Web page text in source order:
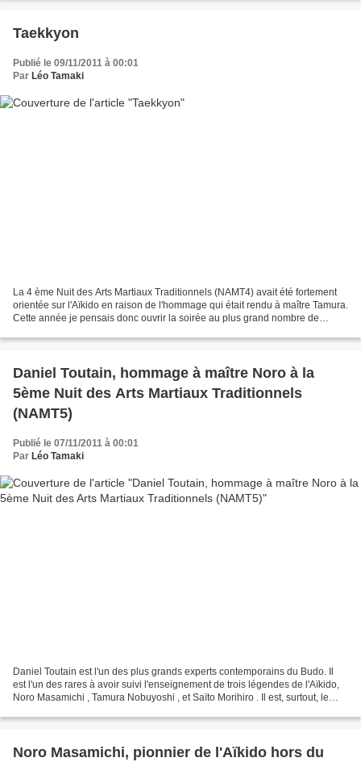
Taekkyon
Publié le 09/11/2011 à 00:01
Par Léo Tamaki
La 4 ème Nuit des Arts Martiaux Traditionnels (NAMT4) avait été fortement
orientée sur l'Aïkido en raison de l'hommage qui était rendu à maître Tamura.
Cette année je pensais donc ouvrir la soirée au plus grand nombre de
Daniel Toutain, hommage à maître Noro à la
5ème Nuit des Arts Martiaux Traditionnels
(NAMT5)
Publié le 07/11/2011 à 00:01
Par Léo Tamaki
Daniel Toutain est l'un des plus grands experts contemporains du Budo. Il
est l'un des rares à avoir suivi l'enseignement de trois légendes de l'Aïkido,
Noro Masamichi , Tamura Nobuyoshi , et Saïto Morihiro . Il est, surtout, le
Noro Masamichi, pionnier de l'Aïkido hors du